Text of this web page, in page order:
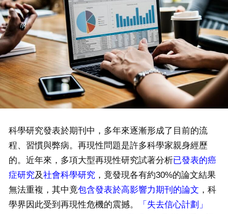
科學研究發表於期刊中，多年來逐漸形成了目前的流
程、習慣與弊病。再現性問題是許多科學家親身經歷
的。近年來，多項大型再現性研究試著分析已發表的癌
症研究及社會科學研究 ，竟發現各有約30%的論文結果
無法重複，其中竟包含發表於高影響力期刊的論文 ，科
學界因此受到再現性危機的震撼。
「失去信心計劃」